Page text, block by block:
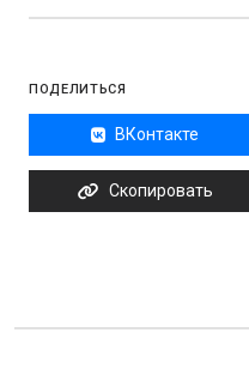
ПОДЕЛИТЬСЯ
ВКонтакте
Скопировать